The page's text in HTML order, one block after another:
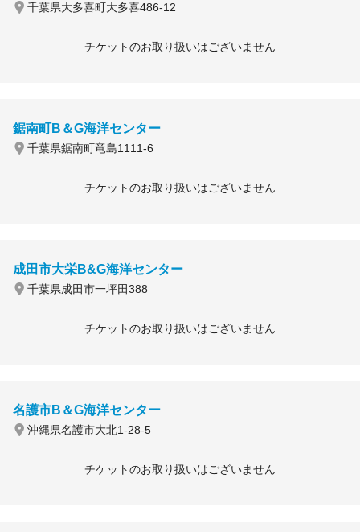
千葉県大多喜町大多喜486-12
チケットのお取り扱いはございません
鋸南町B＆G海洋センター
千葉県鋸南町竜島1111-6
チケットのお取り扱いはございません
成田市大栄B&G海洋センター
千葉県成田市一坪田388
チケットのお取り扱いはございません
名護市B＆G海洋センター
沖縄県名護市大北1-28-5
チケットのお取り扱いはございません